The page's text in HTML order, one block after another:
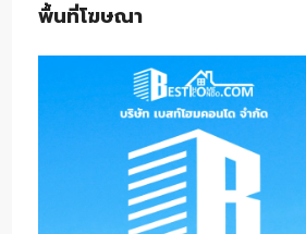
พื้นที่โฆษณา